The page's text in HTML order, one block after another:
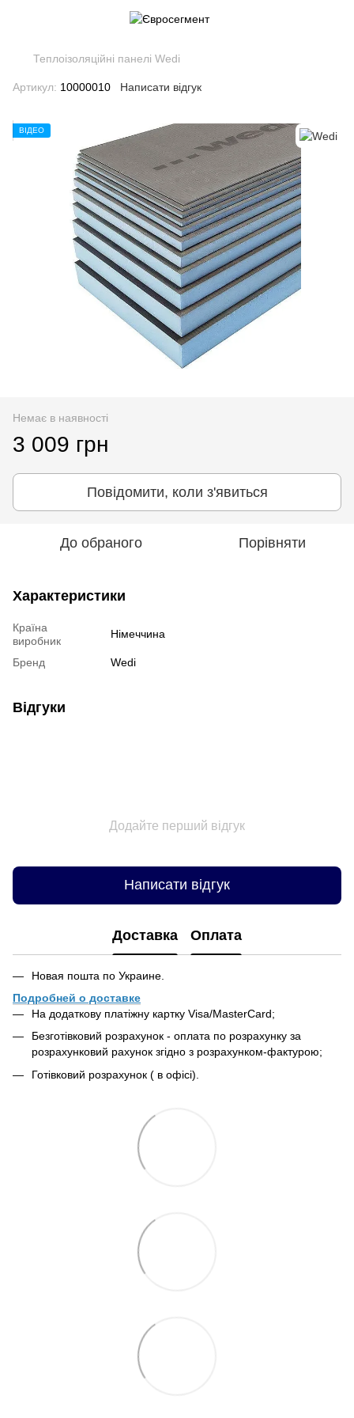
Теплоізоляційні панелі Wedi
Артикул: 10000010 Написати відгук
ВІДЕО
Немає в наявності
3 009 грн
Повідомити, коли з'явиться
До обраного Порівняти
Характеристики
Країна
виробник
Німеччина
Бренд Wedi
Відгуки
Додайте перший відгук
Написати відгук
Доставка Оплата
Новая пошта по Украине.
Подробней о доставке
На додаткову платіжну картку Visa/MasterCard;
Безготівковий розрахунок - оплата по розрахунку за
розрахунковий рахунок згідно з розрахунком-фактурою;
Готівковий розрахунок ( в офісі).